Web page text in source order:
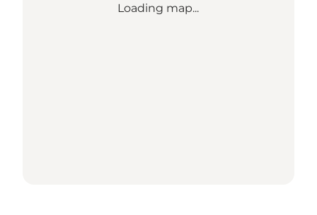
Loading map...